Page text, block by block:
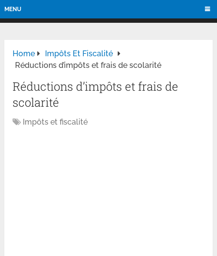
MENU
Home
Impôts Et Fiscalité
Réductions d’impôts et frais de scolarité
Réductions d’impôts et frais de
scolarité
Impôts et fiscalité